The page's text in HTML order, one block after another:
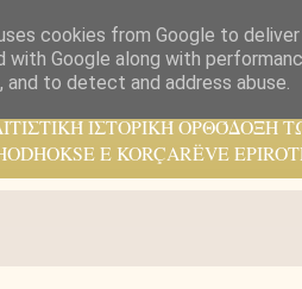
ΙΣΤΟΡΙΚΉ ΟΡΘΌΔΟΞΗ
E KORÇARËVE
cookies from Google to
with Google along with
to detect and address abuse.